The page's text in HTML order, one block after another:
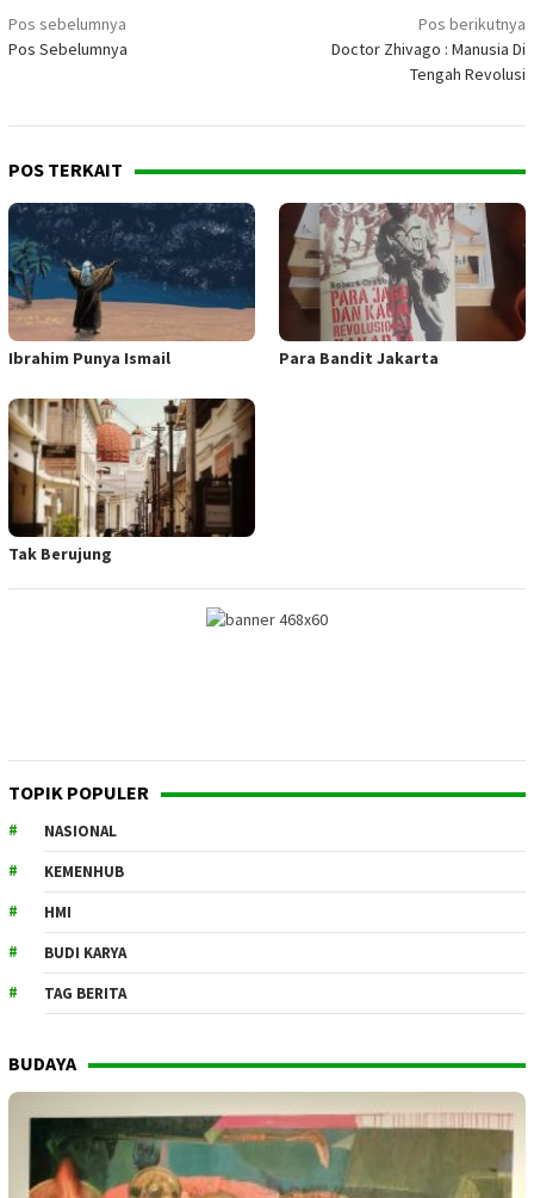
Navigasi
pos
Pos sebelumnya
Pos Sebelumnya
Pos berikutnya
Doctor Zhivago : Manusia Di
Tengah Revolusi
POS TERKAIT
Ibrahim Punya Ismail Para Bandit Jakarta
Tak Berujung
TOPIK POPULER
NASIONAL
KEMENHUB
HMI
BUDI KARYA
TAG BERITA
BUDAYA